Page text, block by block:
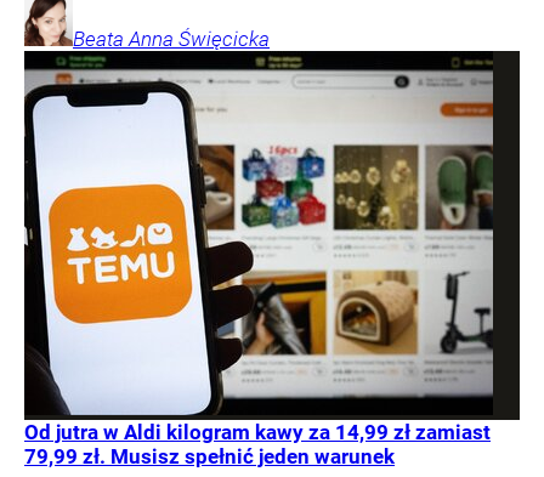
Beata Anna Święcicka
Od jutra w Aldi kilogram kawy za 14,99 zł zamiast
79,99 zł. Musisz spełnić jeden warunek